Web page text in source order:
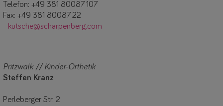
Telefon: +49 381 80087 107
Fax: +49 381 80087 22
kutsche@scharpenberg.com
Pritzwalk // Kinder-Orthetik
Steffen Kranz
Perleberger Str. 2